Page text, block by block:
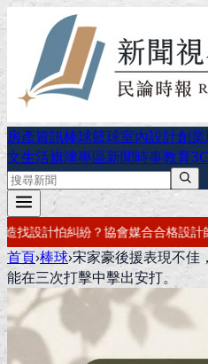
房產資訊棒球籃球室內設計創
文生活旗津專區新聞時事教育3C
設計有保障要開公司？借址登記・
首頁›棒球›宋家豪後援表現不佳
能在三次打擊中擊出安打。